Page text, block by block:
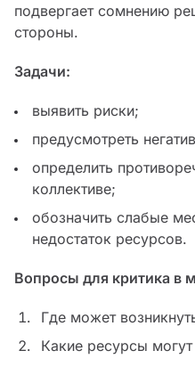
подвергает сомнению
стороны.
Задачи:
выявить риски;
предусмотреть
определить
коллективе;
обозначить слабые
недостаток ресурсов.
Вопросы для критика в
Где может
Какие ресурсы могут